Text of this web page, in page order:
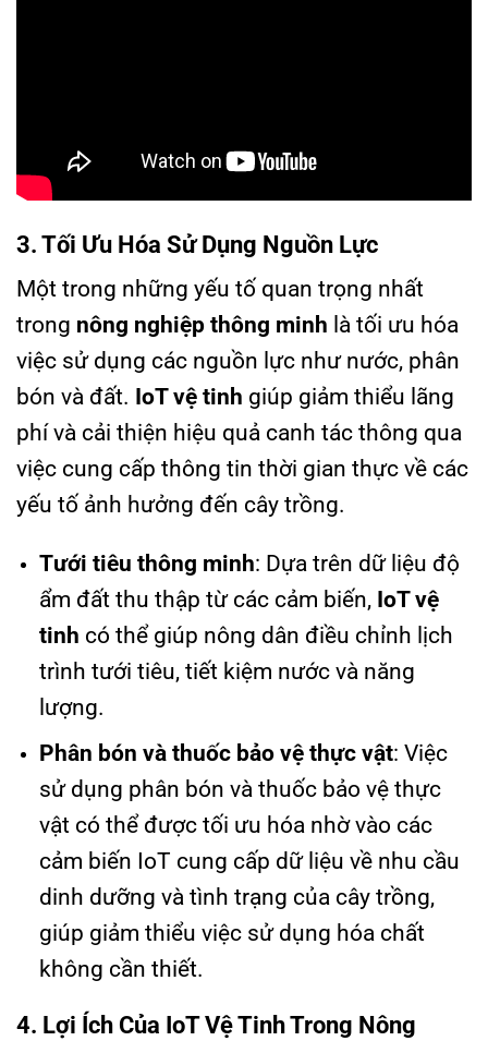
3. Tối Ưu Hóa Sử Dụng Nguồn Lực
Một trong những yếu tố quan trọng nhất
trong nông nghiệp thông minh là tối ưu hóa
việc sử dụng các nguồn lực như nước, phân
bón và đất. IoT vệ tinh giúp giảm thiểu lãng
phí và cải thiện hiệu quả canh tác thông qua
việc cung cấp thông tin thời gian thực về các
yếu tố ảnh hưởng đến cây trồng.
Tưới tiêu thông minh: Dựa trên dữ liệu độ
ẩm đất thu thập từ các cảm biến, IoT vệ
tinh có thể giúp nông dân điều chỉnh lịch
trình tưới tiêu, tiết kiệm nước và năng
lượng.
Phân bón và thuốc bảo vệ thực vật: Việc
sử dụng phân bón và thuốc bảo vệ thực
vật có thể được tối ưu hóa nhờ vào các
cảm biến IoT cung cấp dữ liệu về nhu cầu
dinh dưỡng và tình trạng của cây trồng,
giúp giảm thiểu việc sử dụng hóa chất
không cần thiết.
4. Lợi Ích Của IoT Vệ Tinh Trong Nông